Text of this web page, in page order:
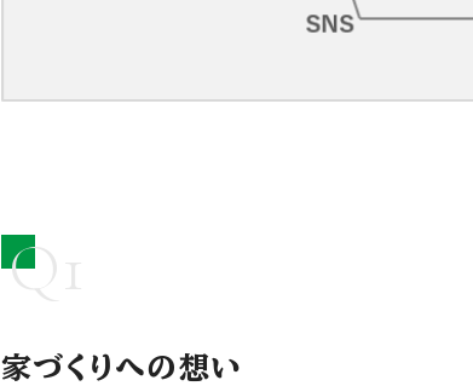
Q1
家づくりへの想い